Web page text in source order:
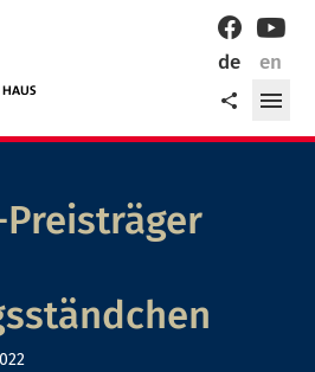
Stadt
de
en
Teilen
Facebook